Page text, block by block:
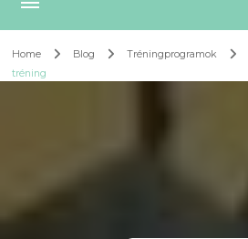
Home Blog Tréningprogramok
tréning